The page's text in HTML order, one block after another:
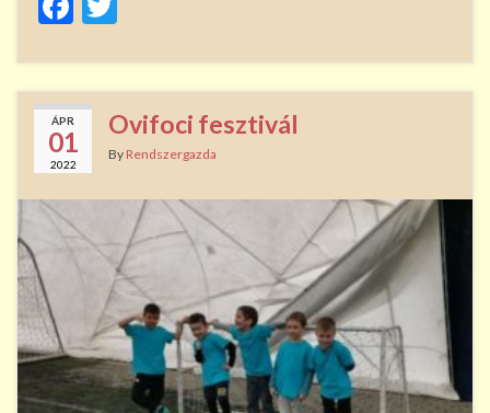
e
b
o
o
k
itt
er
ÁPR
01
2022
Ovifoci fesztivál
By Rendszergazda